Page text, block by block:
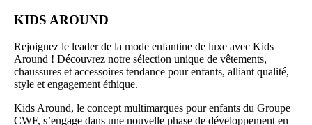
KIDS AROUND
Rejoignez le leader de la mode enfantine de luxe avec Kids
Around ! Découvrez notre sélection unique de vêtements,
chaussures et accessoires tendance pour enfants, alliant qualité,
style et engagement éthique.
Kids Around, le concept multimarques pour enfants du Groupe
CWF, s’engage dans une nouvelle phase de développement en